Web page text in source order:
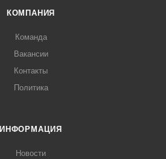
КОМПАНИЯ
Команда
Вакансии
Контакты
Политика
ИНФОРМАЦИЯ
Новости